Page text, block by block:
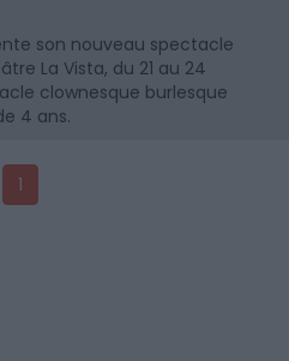
son nouveau spectacle
La Vista, du 21 au 24
clownesque burlesque
4 ans.
1